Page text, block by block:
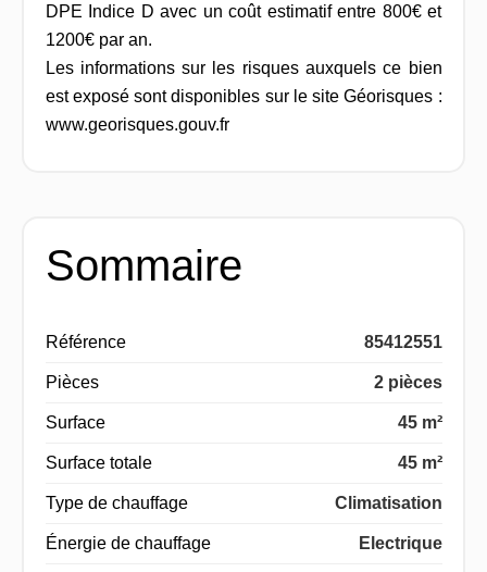
DPE Indice D avec un coût estimatif entre 800€ et
1200€ par an.
Les informations sur les risques auxquels ce bien
est exposé sont disponibles sur le site Géorisques :
www.georisques.gouv.fr
Sommaire
Référence 85412551
Pièces 2 pièces
Surface 45 m²
Surface totale 45 m²
Type de chauffage Climatisation
Énergie de chauffage Electrique